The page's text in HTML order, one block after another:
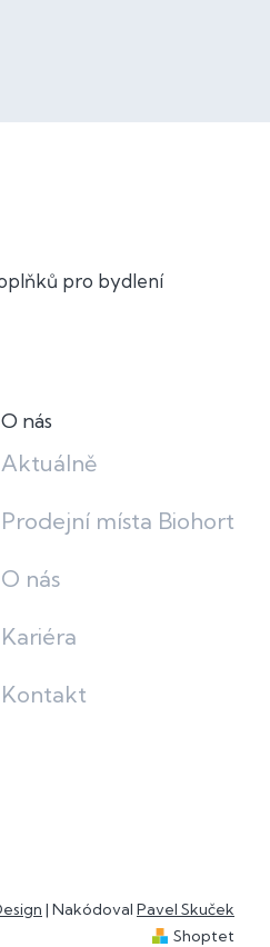
pro bydlení
O nás
Aktuálně
Prodejní místa Biohort
O nás
Kariéra
Kontakt
| Nakódoval Pavel Skuček
Shoptet